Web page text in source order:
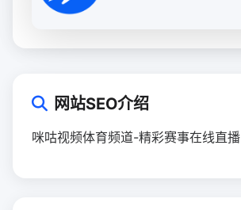
网站SEO介绍
咪咕视频体育频道-精彩赛事在线直播